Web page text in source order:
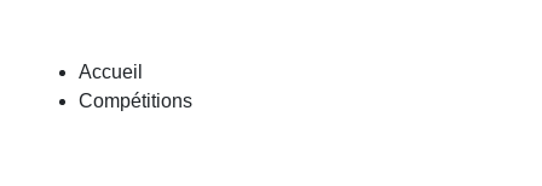
Accueil
Compétitions